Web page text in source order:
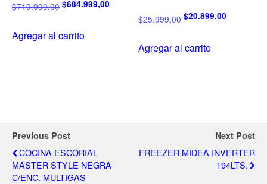
$719.999,00 $684.999,00
Agregar al carrito
$25.999,00 $20.899,00
Agregar al carrito
Previous Post
COCINA ESCORIAL
MASTER STYLE NEGRA
C/ENC. MULTIGAS
Next Post
FREEZER MIDEA INVERTER
194LTS.